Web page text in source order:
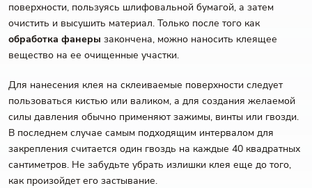
поверхности, пользуясь шлифовальной бумагой, а затем
очистить и высушить материал. Только после того как
обработка фанеры закончена, можно наносить клеящее
вещество на ее очищенные участки.
Для нанесения клея на склеиваемые поверхности следует
пользоваться кистью или валиком, а для создания желаемой
силы давления обычно применяют зажимы, винты или гвозди.
В последнем случае самым подходящим интервалом для
закрепления считается один гвоздь на каждые 40 квадратных
сантиметров. Не забудьте убрать излишки клея еще до того,
как произойдет его застывание.